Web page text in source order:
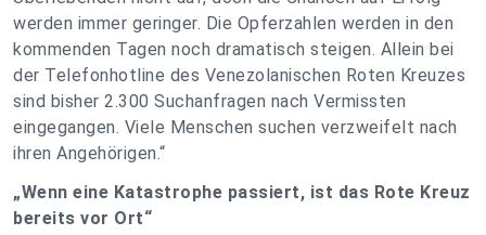
werden immer geringer. Die Opferzahlen werden in den
kommenden Tagen noch dramatisch steigen. Allein bei
der Telefonhotline des Venezolanischen Roten Kreuzes
sind bisher 2.300 Suchanfragen nach Vermissten
eingegangen. Viele Menschen suchen verzweifelt nach
ihren Angehörigen.“
„Wenn eine Katastrophe passiert, ist das Rote Kreuz
bereits vor Ort“